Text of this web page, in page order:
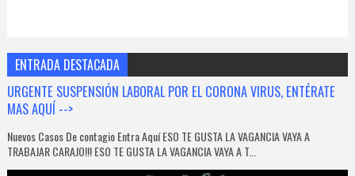
ENTRADA DESTACADA
URGENTE SUSPENSIÓN LABORAL POR EL CORONA VIRUS, ENTÉRATE
MAS AQUÍ -->
Nuevos Casos De contagio Entra Aquí ESO TE GUSTA LA VAGANCIA VAYA A
TRABAJAR CARAJO!!! ESO TE GUSTA LA VAGANCIA VAYA A T...